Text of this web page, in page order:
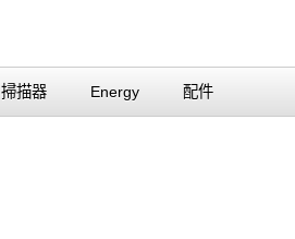
掃描器 Energy 配件